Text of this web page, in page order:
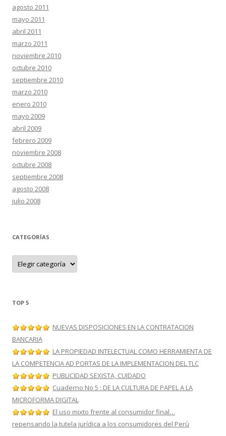
agosto 2011
mayo 2011
abril 2011
marzo 2011
noviembre 2010
octubre 2010
septiembre 2010
marzo 2010
enero 2010
mayo 2009
abril 2009
febrero 2009
noviembre 2008
octubre 2008
septiembre 2008
agosto 2008
julio 2008
CATEGORÍAS
C
t
r
s
TOP 5
NUEVAS DISPOSICIONES EN LA CONTRATACION
BANCARIA
LA PROPIEDAD INTELECTUAL COMO HERRAMIENTA DE
LA COMPETENCIA AD PORTAS DE LA IMPLEMENTACION DEL TLC
PUBLICIDAD SEXISTA, CUIDADO
Cuaderno No 5 : DE LA CULTURA DE PAPEL A LA
MICROFORMA DIGITAL
El uso mixto frente al consumidor final…
repensando la tutela jurídica a los consumidores del Perù